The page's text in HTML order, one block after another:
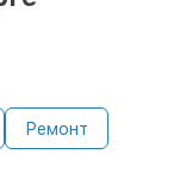
Ремонт